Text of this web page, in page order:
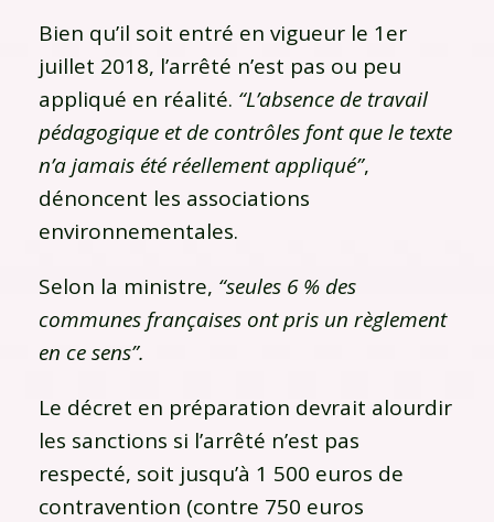
Bien qu’il soit entré en vigueur le 1er
juillet 2018, l’arrêté n’est pas ou peu
appliqué en réalité. “L’absence de travail
pédagogique et de contrôles font que le texte
n’a jamais été réellement appliqué”,
dénoncent les associations
environnementales.
Selon la ministre, “seules 6 % des
communes françaises ont pris un règlement
en ce sens”.
Le décret en préparation devrait alourdir
les sanctions si l’arrêté n’est pas
respecté, soit jusqu’à 1 500 euros de
contravention (contre 750 euros